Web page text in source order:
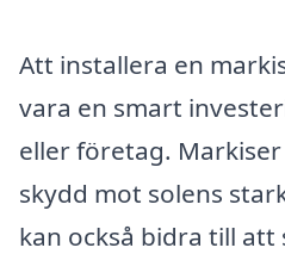
Att installera en
vara en smart
eller företag.
skydd mot solens
kan också bidra till